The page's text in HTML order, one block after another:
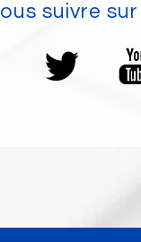
nous suivre sur